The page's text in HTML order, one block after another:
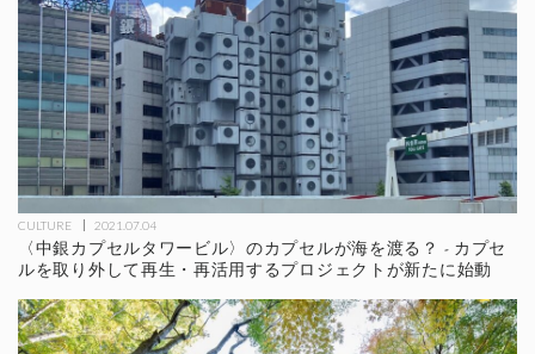
CULTURE 2021.07.04
〈中銀カプセルタワービル〉のカプセルが海を渡る？ - カプセ
ルを取り外して再生・再活用するプロジェクトが新たに始動